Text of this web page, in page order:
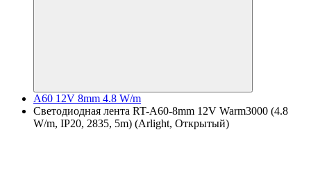
A60 12V 8mm 4.8 W/m
Светодиодная лента RT-A60-8mm 12V Warm3000 (4.8
W/m, IP20, 2835, 5m) (Arlight, Открытый)